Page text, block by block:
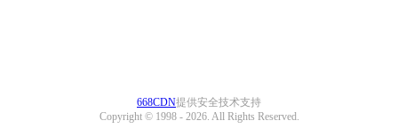
668CDN提供安全技术支持
Copyright © 1998 - 2026. All Rights Reserved.